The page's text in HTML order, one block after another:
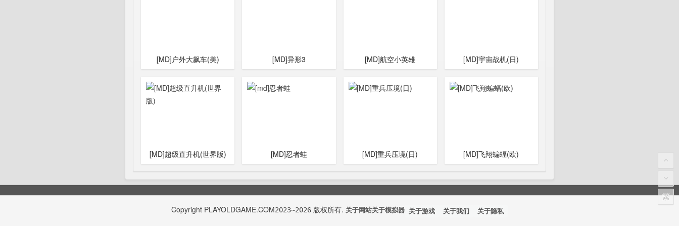
[MD]户外大飙车(美) [MD]异形3 [MD]航空小英雄 [MD]宇宙战机(日)
[MD]超级直升机(世界版) [MD]忍者蛙 [MD]重兵压境(日) [MD]飞翔蝙蝠(欧)
Copyright PLAYOLDGAME.COM2023~2026 版权所有. 关于网站关于模拟器 关于游戏 关于我们 关于隐私
繁